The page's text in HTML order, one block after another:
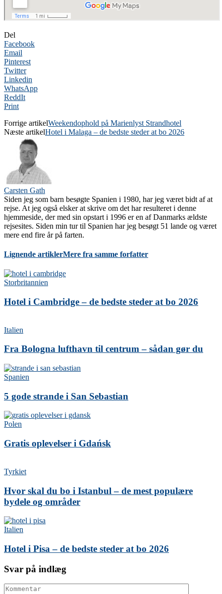
Del
Facebook
Email
Pinterest
Twitter
Linkedin
WhatsApp
ReddIt
Print
Forrige artikelWeekendophold på Marienlyst Strandhotel
Næste artikelHotel i Malaga – de bedste steder at bo 2026
Carsten Gath
Siden jeg som barn besøgte Spanien i 1980, har jeg været bidt af at
rejse. At jeg også elsker at skrive om det har resulteret i denne
hjemmeside, der med sin opstart i 1996 er en af Danmarks ældste
rejsesites. Siden min tur til Spanien har jeg besøgt 51 lande og været
mere end fire år på farten.
Lignende artiklerMere fra samme forfatter
Storbritannien
Hotel i Cambridge – de bedste steder at bo 2026
Italien
Fra Bologna lufthavn til centrum – sådan gør du
Spanien
5 gode strande i San Sebastian
Polen
Gratis oplevelser i Gdańsk
Tyrkiet
Hvor skal du bo i Istanbul – de mest populære
bydele og områder
Italien
Hotel i Pisa – de bedste steder at bo 2026
Svar på indlæg